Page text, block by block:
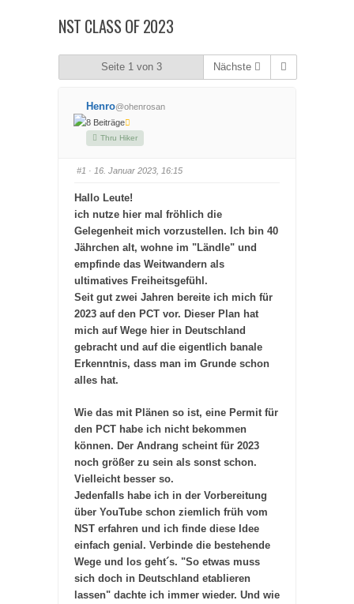
NST CLASS OF 2023
Seite 1 von 3 Nächste
Henro@ohenrosan
8 Beiträge
Thru Hiker
#1 · 16. Januar 2023, 16:15
Hallo Leute!
ich nutze hier mal fröhlich die
Gelegenheit mich vorzustellen. Ich bin 40
Jährchen alt, wohne im "Ländle" und
empfinde das Weitwandern als
ultimatives Freiheitsgefühl.
Seit gut zwei Jahren bereite ich mich für
2023 auf den PCT vor. Dieser Plan hat
mich auf Wege hier in Deutschland
gebracht und auf die eigentlich banale
Erkenntnis, dass man im Grunde schon
alles hat.
Wie das mit Plänen so ist, eine Permit für
den PCT habe ich nicht bekommen
können. Der Andrang scheint für 2023
noch größer zu sein als sonst schon.
Vielleicht besser so.
Jedenfalls habe ich in der Vorbereitung
über YouTube schon ziemlich früh vom
NST erfahren und ich finde diese Idee
einfach genial. Verbinde die bestehende
Wege und los geht´s. "So etwas muss
sich doch in Deutschland etablieren
lassen" dachte ich immer wieder. Und wie